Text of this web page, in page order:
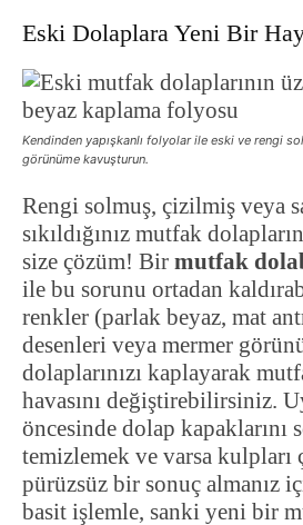
Eski Dolaplara Yeni Bir
Kendinden yapışkanlı folyolar ile eski ve rengi
görünüme kavuşturun.
Rengi solmuş, çizilmiş veya
sıkıldığınız mutfak
size çözüm! Bir mutfak
ile bu sorunu ortadan
renkler (parlak beyaz, mat
desenleri veya mermer
dolaplarınızı kaplayarak
havasını değiştirebilirsiniz.
öncesinde dolap kapaklarını
temizlemek ve varsa kulpları
pürüzsüz bir sonuç almanız
basit işlemle, sanki yeni bir